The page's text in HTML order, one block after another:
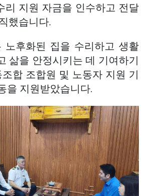
리 지원 자금을 인수하고 전달
했습니다.
노후화된 집을 수리하고 생활
삶을 안정시키는 데 기여하기
합 조합원 및 노동자 지원 기
을 지원받았습니다.